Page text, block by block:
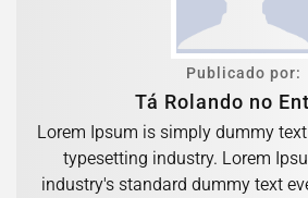
Publicado por:
Tá Rolando no
Lorem Ipsum is simply dummy
typesetting industry. Lorem
industry's standard dummy text